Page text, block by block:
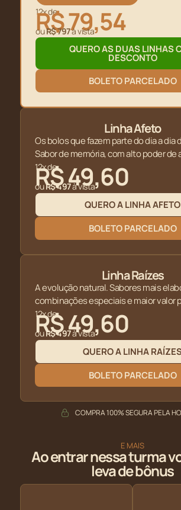
12x de
R$ 79,54
ouR$ 797à vista
QUERO AS DUAS LINHAS
DESCONTO
BOLETO PARCELADO
Linha Afeto
Os bolos que fazem parte do dia a dia
Sabor de memória, com alto poder de
12x de
R$ 49,60
ouR$ 497à vista
QUERO A LINHA AFETO
BOLETO PARCELADO
Linha Raízes
A evolução natural. Sabores mais
combinações especiais e maior valor
12x de
R$ 49,60
ouR$ 497à vista
QUERO A LINHA
BOLETO PARCELADO
COMPRA 100% SEGURA PELA
E MAIS
Ao entrar nessa turma
leva de bônus